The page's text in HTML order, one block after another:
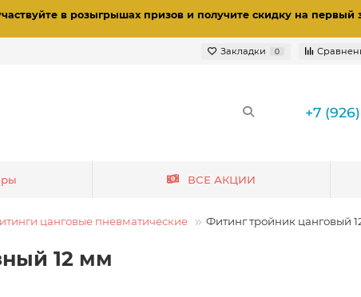
в розыгрышах призов и получите скидку на первый
Закладки 0
+7
ВСЕ АКЦИИ
цанговые пневматические Фитинг тройник цанговый
12 мм